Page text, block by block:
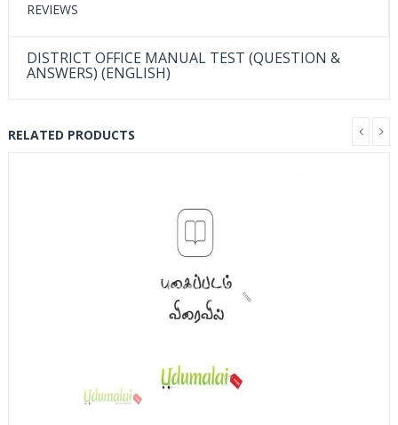
REVIEWS
DISTRICT OFFICE MANUAL TEST (QUESTION &
ANSWERS) (ENGLISH)
RELATED PRODUCTS